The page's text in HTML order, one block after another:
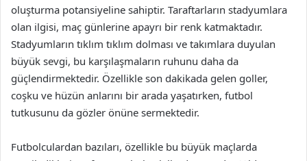
oluşturma potansiyeline sahiptir. Taraftarların stadyumlara
olan ilgisi, maç günlerine apayrı bir renk katmaktadır.
Stadyumların tıklım tıklım dolması ve takımlara duyulan
büyük sevgi, bu karşılaşmaların ruhunu daha da
güçlendirmektedir. Özellikle son dakikada gelen goller,
coşku ve hüzün anlarını bir arada yaşatırken, futbol
tutkusunu da gözler önüne sermektedir.
Futbolculardan bazıları, özellikle bu büyük maçlarda